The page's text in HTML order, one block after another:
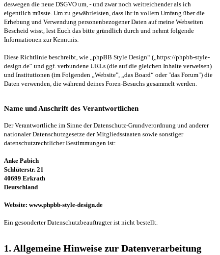
deswegen die neue DSGVO um, - und zwar noch weitreichender als ich
eigentlich müsste. Um zu gewährleisten, dass Ihr in vollem Umfang über die
Erhebung und Verwendung personenbezogener Daten auf meine Webseiten
Bescheid wisst, lest Euch das bitte gründlich durch und nehmt folgende
Informationen zur Kenntnis.
Diese Richtlinie beschreibt, wie „phpBB Style Design“ („https://phpbb-style-
design.de“ und ggf. verbundene URLs (die auf die gleichen Inhalte verweisen)
und Institutionen (im Folgenden „Website", „das Board“ oder "das Forum") die
Daten verwenden, die während deines Foren-Besuchs gesammelt werden.
Name und Anschrift des Verantwortlichen
Der Verantwortliche im Sinne der Datenschutz-Grundverordnung und anderer
nationaler Datenschutzgesetze der Mitgliedsstaaten sowie sonstiger
datenschutzrechtlicher Bestimmungen ist:
Anke Pabich
Schlüterstr. 21
40699 Erkrath
Deutschland
Website: www.phpbb-style-design.de
Ein gesonderter Datenschutzbeauftragter ist nicht bestellt.
1. Allgemeine Hinweise zur Datenverarbeitung